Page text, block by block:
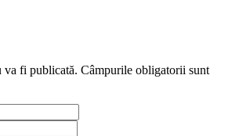
va fi publicată. Câmpurile obligatorii sunt